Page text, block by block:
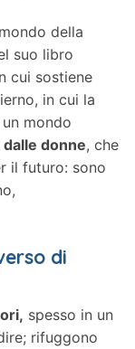
della
suo libro
cui sostiene
in cui la
mondo
donne, che
il futuro: sono
di
spesso in un
rifuggono